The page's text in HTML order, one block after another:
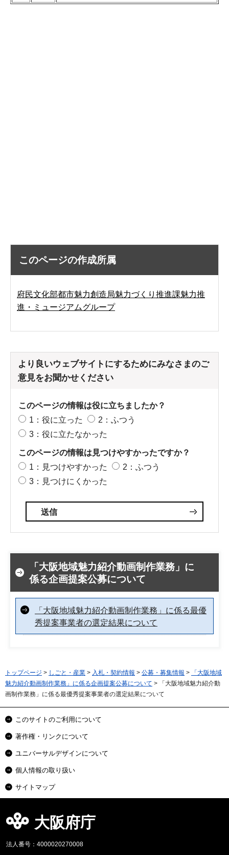
このページの作成所属
府民文化部都市魅力創造局魅力づくり推進課魅力推
進・ミュージアムグループ
より良いウェブサイトにするためにみなさまのご
意見をお聞かせください
このページの情報は役に立ちましたか？
1：役に立った
2：ふつう
3：役に立たなかった
このページの情報は見つけやすかったですか？
1：見つけやすかった
2：ふつう
3：見つけにくかった
「大阪地域魅力紹介動画制作業務」に
係る企画提案公募について
「大阪地域魅力紹介動画制作業務」に係る最優
秀提案事業者の選定結果について
トップページ > しごと・産業 > 入札・契約情報 > 公募・募集情報 >
「大阪地域
魅力紹介動画制作業務」に係る企画提案公募について > 「大阪地域魅力紹介動
画制作業務」に係る最優秀提案事業者の選定結果について
このサイトのご利用について
著作権・リンクについて
ユニバーサルデザインについて
個人情報の取り扱い
サイトマップ
大阪府庁
法人番号：4000020270008